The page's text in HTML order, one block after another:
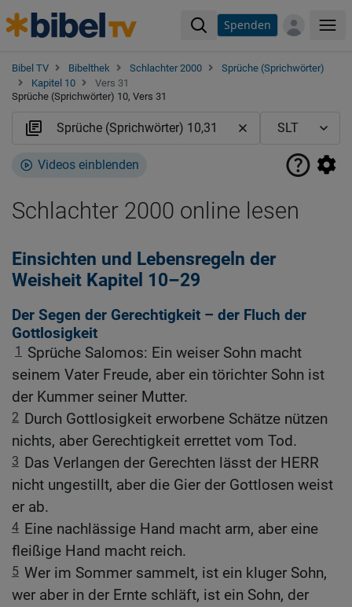
Spenden
Bibel TV Bibelthek Schlachter 2000
Sprüche (Sprichwörter)
Kapitel 10
Vers 31
Sprüche (Sprichwörter) 10, Vers 31
Videos einblenden
Schlachter 2000 online lesen
Einsichten und Lebensregeln der
Weisheit Kapitel 10–29
Der Segen der Gerechtigkeit – der Fluch der
Gottlosigkeit
1
Sprüche Salomos: Ein weiser Sohn macht
seinem Vater Freude, aber ein törichter Sohn ist
der Kummer seiner Mutter.
2 Durch Gottlosigkeit erworbene Schätze nützen
nichts, aber Gerechtigkeit errettet vom Tod.
3 Das Verlangen der Gerechten lässt der HERR
nicht ungestillt, aber die Gier der Gottlosen weist
er ab.
4 Eine nachlässige Hand macht arm, aber eine
fleißige Hand macht reich.
5 Wer im Sommer sammelt, ist ein kluger Sohn,
wer aber in der Ernte schläft, ist ein Sohn, der